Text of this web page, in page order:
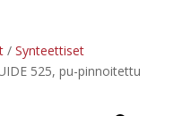
/ Synteettiset
525, pu-pinnoitettu